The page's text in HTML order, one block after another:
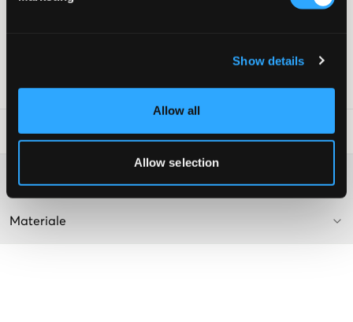
Show details
Allow all
Allow selection
SKU:112480-003
Vaskeråd:
Materiale